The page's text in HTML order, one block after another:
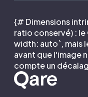
{# Dimensions
ratio conservé) : le
width: auto`, mais
avant que l'image
compte un